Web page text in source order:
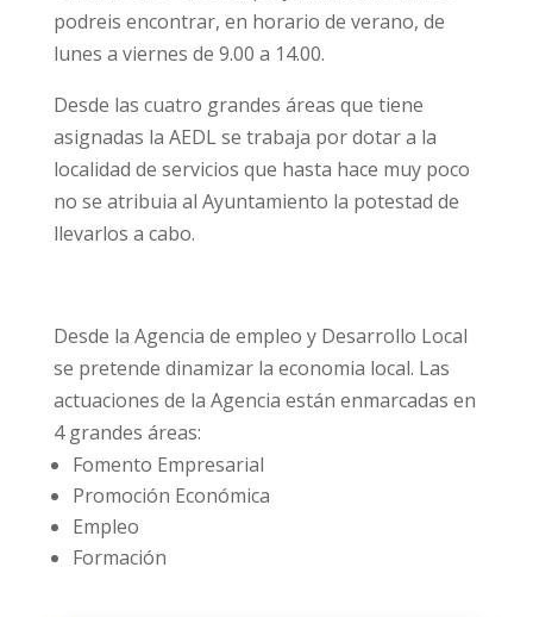
podreis encontrar, en horario de verano, de
lunes a viernes de 9.00 a 14.00.
Desde las cuatro grandes áreas que tiene
asignadas la AEDL se trabaja por dotar a la
localidad de servicios que hasta hace muy poco
no se atribuia al Ayuntamiento la potestad de
llevarlos a cabo.
Desde la Agencia de empleo y Desarrollo Local
se pretende dinamizar la economia local. Las
actuaciones de la Agencia están enmarcadas en
4 grandes áreas:
Fomento Empresarial
Promoción Económica
Empleo
Formación